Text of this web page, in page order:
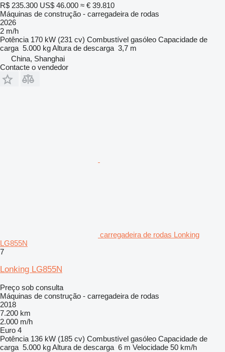
R$ 235.300 US$ 46.000 ≈ € 39.810
Máquinas de construção - carregadeira de rodas
2026
2 m/h
Potência 170 kW (231 cv) Combustível gasóleo Capacidade de
carga 5.000 kgAltura de descarga 3,7 m
China, Shanghai
Contacte o vendedor
carregadeira de rodas Lonking
LG855N
7
Lonking LG855N
Preço sob consulta
Máquinas de construção - carregadeira de rodas
2018
7.200 km
2.000 m/h
Euro 4
Potência 136 kW (185 cv) Combustível gasóleo Capacidade de
carga 5.000 kgAltura de descarga 6 m Velocidade 50 km/h